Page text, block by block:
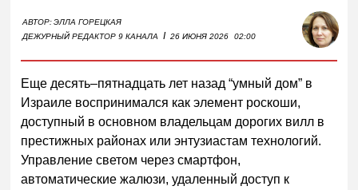
АВТОР:ЭЛЛА ГОРЕЦКАЯ
ДЕЖУРНЫЙ РЕДАКТОР 9 КАНАЛА
I 26 ИЮНЯ 2026 02:00
Еще десять–пятнадцать лет назад “умный дом” в
Израиле воспринимался как элемент роскоши,
доступный в основном владельцам дорогих вилл в
престижных районах или энтузиастам технологий.
Управление светом через смартфон,
автоматические жалюзи, удаленный доступ к